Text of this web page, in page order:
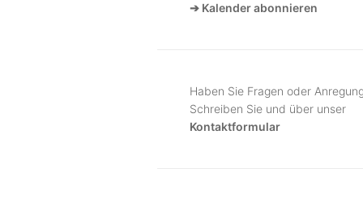
➔ Kalender abonnieren
Haben Sie Fragen oder
Schreiben Sie und über unser
Kontaktformular